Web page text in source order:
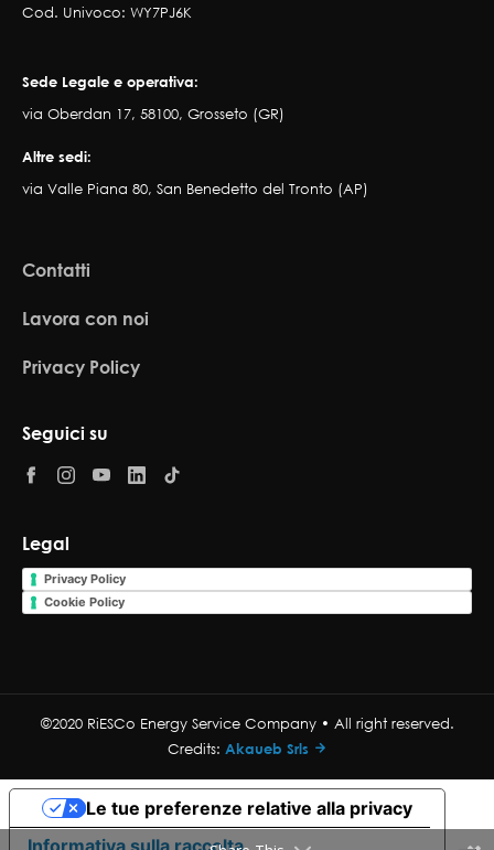
Cod. Univoco: WY7PJ6K
Sede Legale e operativa:
via Oberdan 17, 58100, Grosseto (GR)
Altre sedi:
via Valle Piana 80, San Benedetto del Tronto (AP)
Contatti
Lavora con noi
Privacy Policy
Seguici su
Legal
Privacy Policy
Cookie Policy
©2020 RiESCo Energy Service Company • All right reserved.
Credits: Akaueb Srls
Le tue preferenze relative alla privacy